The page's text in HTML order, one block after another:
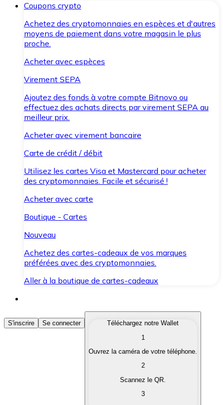
Coupons crypto
Achetez des cryptomonnaies en espèces et d'autres
moyens de paiement dans votre magasin le plus
proche.
Acheter avec espèces
Virement SEPA
Ajoutez des fonds à votre compte Bitnovo ou
effectuez des achats directs par virement SEPA au
meilleur prix.
Acheter avec virement bancaire
Carte de crédit / débit
Utilisez les cartes Visa et Mastercard pour acheter
des cryptomonnaies. Facile et sécurisé !
Acheter avec carte
Boutique - Cartes
Nouveau
Achetez des cartes-cadeaux de vos marques
préférées avec des cryptomonnaies.
Aller à la boutique de cartes-cadeaux
Acheter des Cryptomonnaies
Achetez les cryptomonnaies qui vous intéressent
Convertissez vos cryptomonnaies en monnaie
S'inscrire Se connecter
Téléchargez notre Wallet
1
Ouvrez la caméra de votre téléphone.
2
Scannez le QR.
3